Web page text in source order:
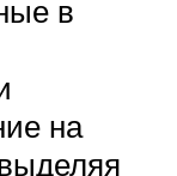
в
на